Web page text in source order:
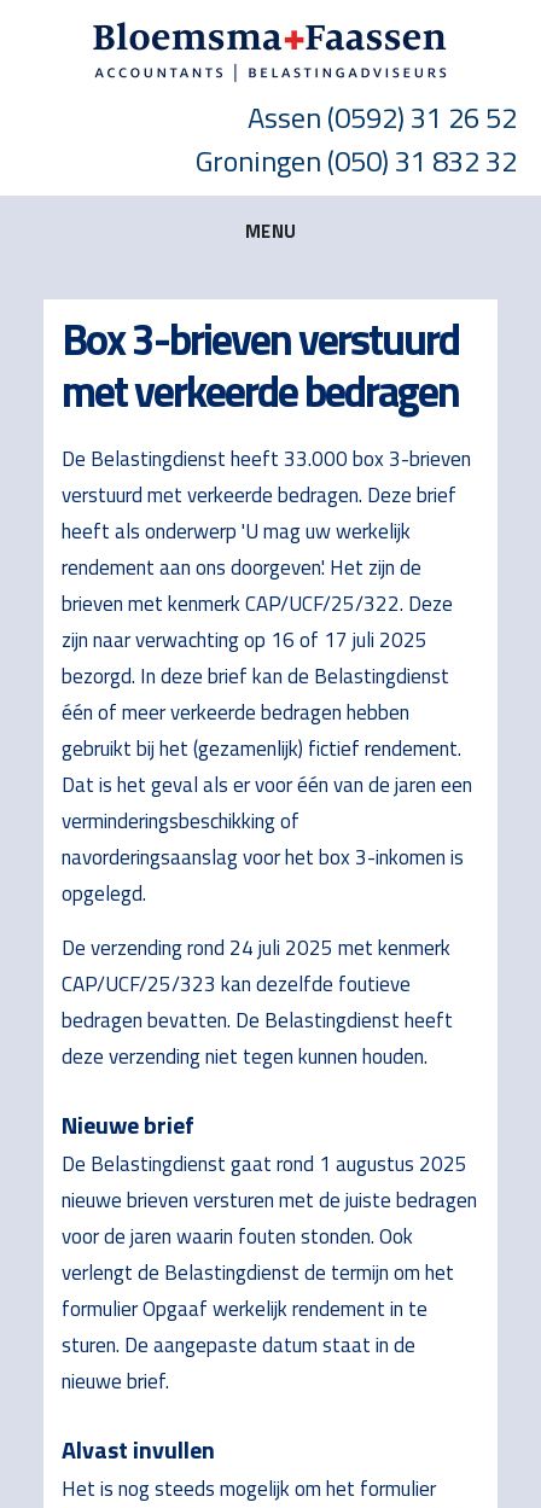
Assen(0592) 31 26 52
Groningen(050) 31 832 32
MENU
Box 3-brieven verstuurd
met verkeerde bedragen
De Belastingdienst heeft 33.000 box 3-brieven
verstuurd met verkeerde bedragen. Deze brief
heeft als onderwerp 'U mag uw werkelijk
rendement aan ons doorgeven'. Het zijn de
brieven met kenmerk CAP/UCF/25/322. Deze
zijn naar verwachting op 16 of 17 juli 2025
bezorgd. In deze brief kan de Belastingdienst
één of meer verkeerde bedragen hebben
gebruikt bij het (gezamenlijk) fictief rendement.
Dat is het geval als er voor één van de jaren een
verminderingsbeschikking of
navorderingsaanslag voor het box 3-inkomen is
opgelegd.
De verzending rond 24 juli 2025 met kenmerk
CAP/UCF/25/323 kan dezelfde foutieve
bedragen bevatten. De Belastingdienst heeft
deze verzending niet tegen kunnen houden.
Nieuwe brief
De Belastingdienst gaat rond 1 augustus 2025
nieuwe brieven versturen met de juiste bedragen
voor de jaren waarin fouten stonden. Ook
verlengt de Belastingdienst de termijn om het
formulier Opgaaf werkelijk rendement in te
sturen. De aangepaste datum staat in de
nieuwe brief.
Alvast invullen
Het is nog steeds mogelijk om het formulier